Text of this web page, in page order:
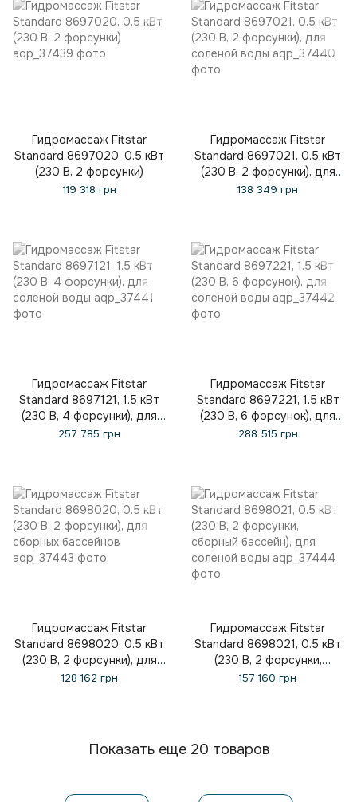
Гидромассаж Fitstar
Standard 8697020, 0.5 кВт
(230 В, 2 форсунки)
119 318 грн
Гидромассаж Fitstar
Standard 8697021, 0.5 кВт
(230 В, 2 форсунки), для
соленой воды
138 349 грн
Гидромассаж Fitstar
Standard 8697121, 1.5 кВт
(230 В, 4 форсунки), для
соленой воды
257 785 грн
Гидромассаж Fitstar
Standard 8697221, 1.5 кВт
(230 В, 6 форсунок), для
соленой воды
288 515 грн
Гидромассаж Fitstar
Standard 8698020, 0.5 кВт
(230 В, 2 форсунки), для
сборных бассейнов
128 162 грн
Гидромассаж Fitstar
Standard 8698021, 0.5 кВт
(230 В, 2 форсунки,
сборный бассейн), для
157 160 грн
Показать еще 20 товаров